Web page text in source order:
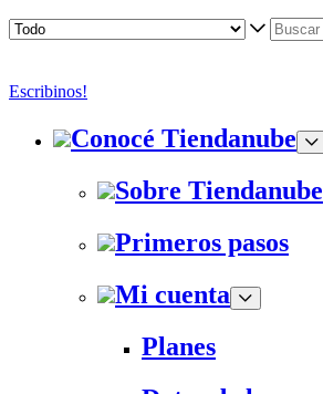
Escribinos!
Conocé Tiendanube
Sobre Tiendanube
Primeros pasos
Mi cuenta
Planes